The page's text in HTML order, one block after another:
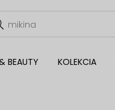
BEAUTY KOLEKCIA